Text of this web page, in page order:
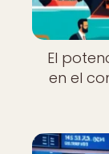
El
en el